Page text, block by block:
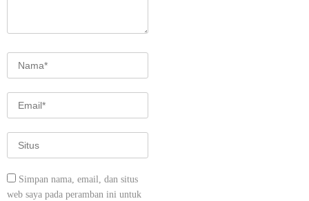
Simpan nama, email, dan situs
web saya pada peramban ini untuk